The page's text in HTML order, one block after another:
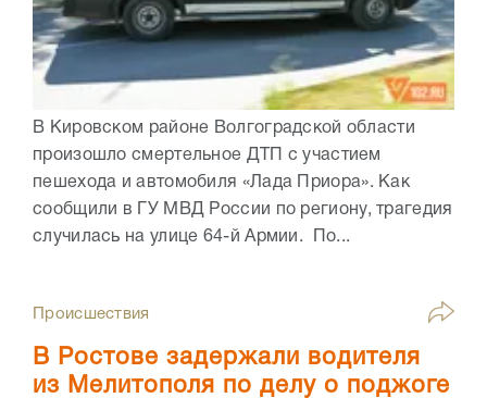
В Кировском районе Волгоградской области
произошло смертельное ДТП с участием
пешехода и автомобиля «Лада Приора». Как
сообщили в ГУ МВД России по региону, трагедия
случилась на улице 64-й Армии. По...
Происшествия
В Ростове задержали водителя
из Мелитополя по делу о поджоге